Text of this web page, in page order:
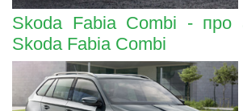
Skoda Fabia Combi - про
Skoda Fabia Combi